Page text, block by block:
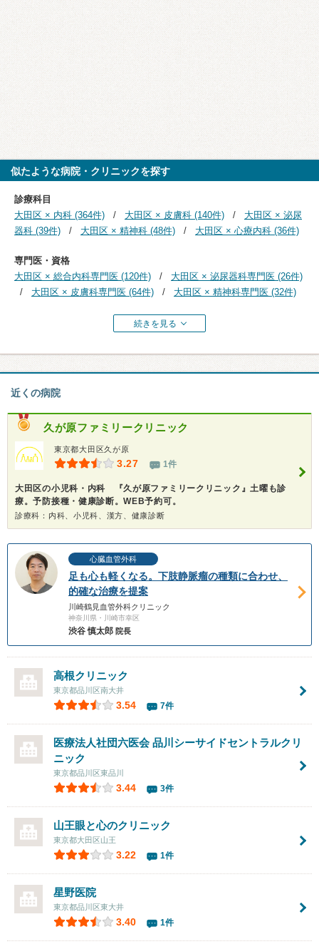
似たような病院・クリニックを探す
診療科目
大田区 × 内科 (364件)
大田区 × 皮膚科 (140件)
大田区 × 泌尿
器科 (39件)
大田区 × 精神科 (48件) 大田区 × 心療内科 (36件)
専門医・資格
大田区 × 総合内科専門医 (120件)
大田区 × 泌尿器科専門医 (26件)
大田区 × 皮膚科専門医 (64件)
大田区 × 精神科専門医 (32件)
続きを見る
近くの病院
久が原ファミリークリニック
東京都大田区久が原
3.27 1件
大田区の小児科・内科 『久が原ファミリークリニック』土曜も診
療。予防接種・健康診断。WEB予約可。
診療科：内科、小児科、漢方、健康診断
心臓血管外科
足も心も軽くなる。下肢静脈瘤の種類に合わせ、
的確な治療を提案
川崎鶴見血管外科クリニック
神奈川県・川崎市幸区
渋谷 慎太郎 院長
高根クリニック
東京都品川区南大井
3.54 7件
医療法人社団六医会 品川シーサイドセントラルクリ
ニック
東京都品川区東品川
3.44 3件
山王眼と心のクリニック
東京都大田区山王
3.22 1件
星野医院
東京都品川区東大井
3.40 1件